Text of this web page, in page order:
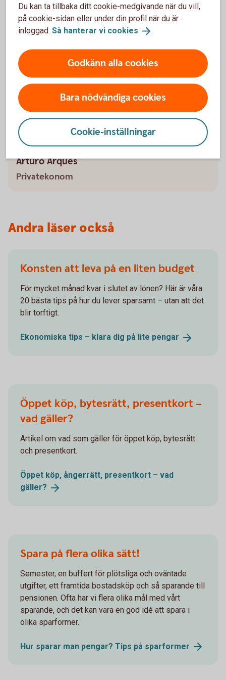
Är priset bra? Kolla upp och jämför
Undvik impulsköp – det är lätt att man ångrar
sig efteråt
Arturo Arques
Privatekonom
Andra läser också
Konsten att leva på en liten budget
För mycket månad kvar i slutet av lönen? Här är våra
20 bästa tips på hur du lever sparsamt – utan att det
blir torftigt.
Ekonomiska tips – klara dig på lite pengar
Öppet köp, bytesrätt, presentkort –
vad gäller?
Artikel om vad som gäller för öppet köp, bytesrätt
och presentkort.
Öppet köp, ångerrätt, presentkort – vad
gäller?
Spara på flera olika sätt!
Semester, en buffert för plötsliga och oväntade
utgifter, ett framtida bostadsköp och så sparande till
pensionen. Ofta har vi flera olika mål med vårt
sparande, och det kan vara en god idé att spara i
olika sparformer.
Hur sparar man pengar? Tips på sparformer
Du kan ta tillbaka ditt cookie-medgivande när du vill,
på cookie-sidan eller under din profil när du är
inloggad. Så hanterar vi cookies .
Godkänn alla cookies
Bara nödvändiga cookies
Cookie-inställningar